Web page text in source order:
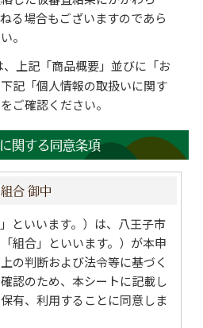
る場合もございますのであら
。
上記「商品概要」並びに「お
記「個人情報の取扱いに関す
ご確認ください。
関する同意条項
合 御中
といいます。）は、八王子市
組合」といいます。）が本申
の判断および法令等に基づく
認のため、本シートに記載し
有、利用することに同意しま